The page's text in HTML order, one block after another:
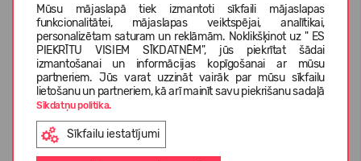
Mūsu mājaslapā tiek izmantoti sīkfaili mājaslapas
funkcionalitātei, mājaslapas veiktspējai, analītikai,
personalizētam saturam un reklāmām. Noklikšķinot uz " ES
PIEKRĪTU VISIEM SĪKDATNĒM", jūs piekrītat šādai
izmantošanai un informācijas kopīgošanai ar mūsu
partneriem. Jūs varat uzzināt vairāk par mūsu sīkfailu
lietošanu un partneriem, kā arī mainīt savu piekrišanu sadaļā
Sīkdatņu politika.
Sīkfailu iestatījumi
IZMĒRU TABULA
PAR REIMA
KLIENTU ATSAUKSMES (0)